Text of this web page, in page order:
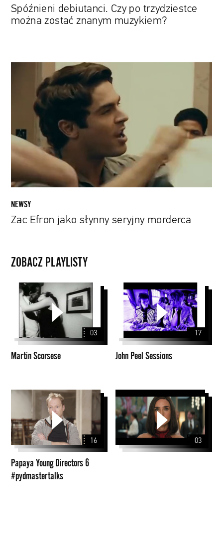
Spóźnieni debiutanci. Czy po trzydziestce
można zostać znanym muzykiem?
morderca
NEWSY
Zac Efron jako słynny seryjny morderca
ZOBACZ PLAYLISTY
Martin
Scorsese
03
Martin Scorsese
John
Peel
Sessions
17
John Peel Sessions
Papaya
Directors
6
#pydmastertalks
16
Papaya Young Directors 6
#pydmastertalks
03